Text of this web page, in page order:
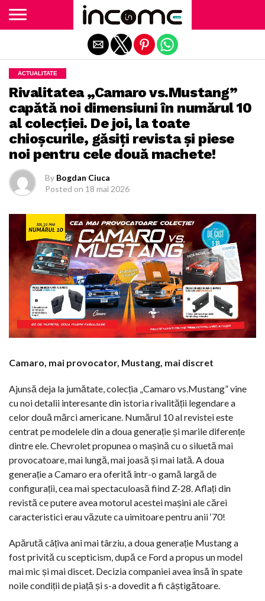
ACTUALITATE
Rivalitatea „Camaro vs.Mustang”
capătă noi dimensiuni în numărul 10
al colecției. De joi, la toate
chioșcurile, găsiți revista și piese
noi pentru cele două machete!
By Bogdan Ciuca
Posted on 18 mai 2026
Camaro, mai provocator, Mustang, mai discret
Ajunsă deja la jumătate, colecția „Camaro vs.Mustang” vine
cu noi detalii interesante din istoria rivalității legendare a
celor două mărci americane. Numărul 10 al revistei este
centrat pe modelele din a doua generație și marile diferențe
dintre ele. Chevrolet propunea o mașină cu o siluetă mai
provocatoare, mai lungă, mai joasă și mai lată. A doua
generație a Camaro era oferită într-o gamă largă de
configurații, cea mai spectaculoasă fiind Z-28. Aflați din
revistă ce putere avea motorul acestei mașini ale cărei
caracteristici erau văzute ca uimitoare pentru anii ‘70!
Apărută câțiva ani mai târziu, a doua generație Mustang a
fost privită cu scepticism, după ce Ford a propus un model
mai mic și mai discet. Decizia companiei avea însă în spate
noile condiții de piață și s-a dovedit a fi câștigătoare.
Exit mobile version